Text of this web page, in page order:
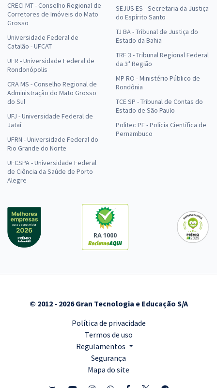
CRECI MT - Conselho Regional de
Corretores de Imóveis do Mato
Grosso
Universidade Federal de
Catalão - UFCAT
UFR - Universidade Federal de
Rondonópolis
CRA MS - Conselho Regional de
Administração do Mato Grosso
do Sul
UFJ - Universidade Federal de
Jataí
UFRN - Universidade Federal do
Rio Grande do Norte
UFCSPA - Universidade Federal
de Ciência da Saúde de Porto
Alegre
SEJUS ES - Secretaria da Justiça
do Espírito Santo
TJ BA - Tribunal de Justiça do
Estado da Bahia
TRF 3 - Tribunal Regional Federal
da 3ª Região
MP RO - Ministério Público de
Rondônia
TCE SP - Tribunal de Contas do
Estado de São Paulo
Politec PE - Polícia Científica de
Pernambuco
RA 1000
© 2012 - 2026 Gran Tecnologia e Educação S/A
Política de privacidade
Termos de uso
Regulamentos
Segurança
Mapa do site